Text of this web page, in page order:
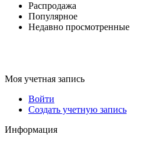
Распродажа
Популярное
Недавно просмотренные
Моя учетная запись
Войти
Создать учетную запись
Информация